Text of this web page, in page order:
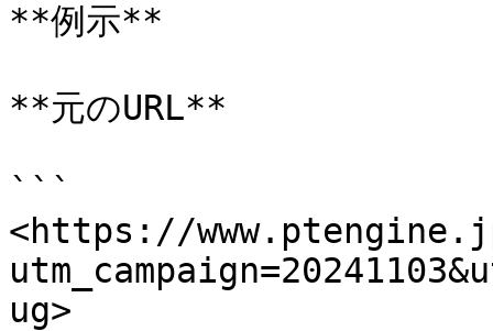
**例示**
**元のURL**
```
<https://
ug>